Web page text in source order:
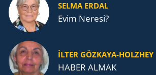
SELMA ERDAL
Evim Neresi?
İLTER GÖZKAYA-HOLZHEY
HABER ALMAK